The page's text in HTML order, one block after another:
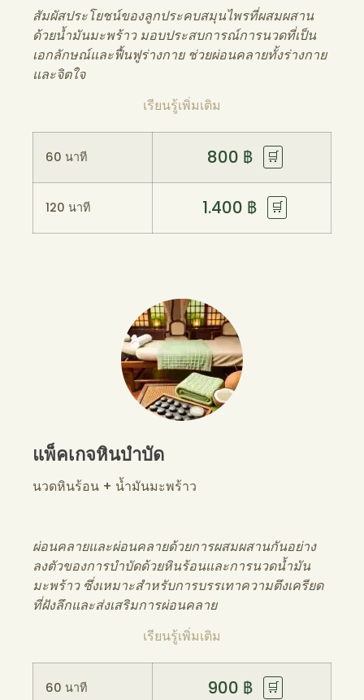
สัมผัสประโยชน์ของลูกประคบสมุนไพรที่ผสมผสาน
ด้วยน้ำมันมะพร้าว มอบประสบการณ์การนวดที่เป็น
เอกลักษณ์และฟื้นฟูร่างกาย ช่วยผ่อนคลายทั้งร่างกาย
และจิตใจ
เรียนรู้เพิ่มเติม
60 นาที 800 ฿ 🛒
120 นาที 1.400 ฿ 🛒
แพ็คเกจหินบำบัด
นวดหินร้อน + น้ำมันมะพร้าว
ผ่อนคลายและผ่อนคลายด้วยการผสมผสานกันอย่าง
ลงตัวของการบำบัดด้วยหินร้อนและการนวดน้ำมัน
มะพร้าว ซึ่งเหมาะสำหรับการบรรเทาความตึงเครียด
ที่ฝังลึกและส่งเสริมการผ่อนคลาย
เรียนรู้เพิ่มเติม
60 นาที 900 ฿ 🛒